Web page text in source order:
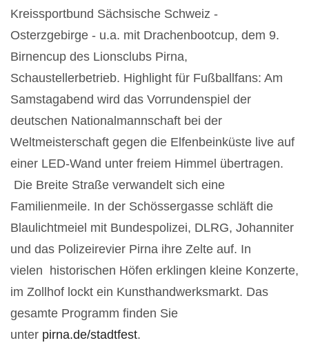
Kreissportbund Sächsische Schweiz -
Osterzgebirge - u.a. mit Drachenbootcup, dem 9.
Birnencup des Lionsclubs Pirna,
Schaustellerbetrieb. Highlight für Fußballfans: Am
Samstagabend wird das Vorrundenspiel der
deutschen Nationalmannschaft bei der
Weltmeisterschaft gegen die Elfenbeinküste live auf
einer LED-Wand unter freiem Himmel übertragen.
Die Breite Straße verwandelt sich eine
Familienmeile. In der Schössergasse schläft die
Blaulichtmeiel mit Bundespolizei, DLRG, Johanniter
und das Polizeirevier Pirna ihre Zelte auf. In
vielen historischen Höfen erklingen kleine Konzerte,
im Zollhof lockt ein Kunsthandwerksmarkt. Das
gesamte Programm finden Sie
unter pirna.de/stadtfest.